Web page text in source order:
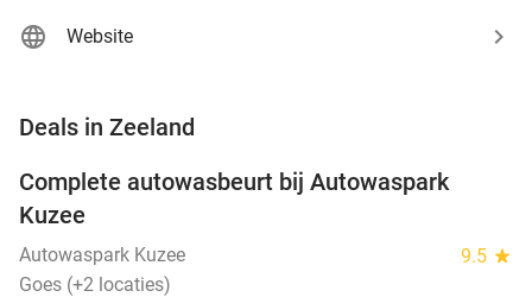
Website
Deals in Zeeland
Complete autowasbeurt bij Autowaspark
Kuzee
Autowaspark Kuzee 9.5 star
Goes (+2 locaties)